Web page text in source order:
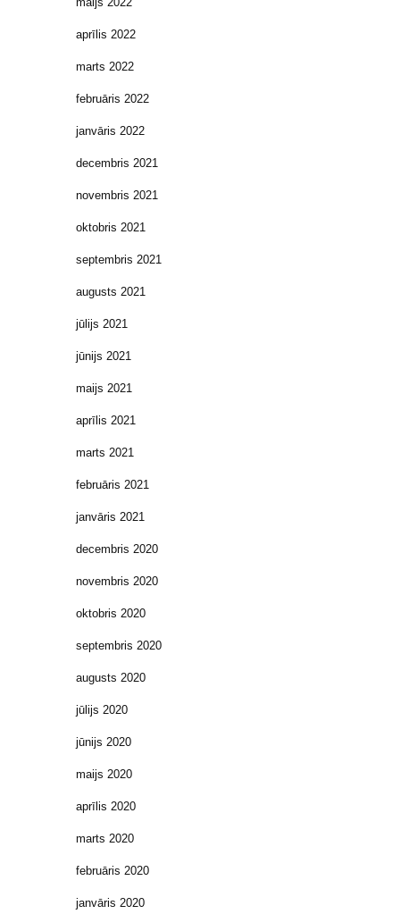
aprīlis 2022
marts 2022
februāris 2022
janvāris 2022
decembris 2021
novembris 2021
oktobris 2021
septembris 2021
augusts 2021
jūlijs 2021
jūnijs 2021
maijs 2021
aprīlis 2021
marts 2021
februāris 2021
janvāris 2021
decembris 2020
novembris 2020
oktobris 2020
septembris 2020
augusts 2020
jūlijs 2020
jūnijs 2020
maijs 2020
aprīlis 2020
marts 2020
februāris 2020
janvāris 2020